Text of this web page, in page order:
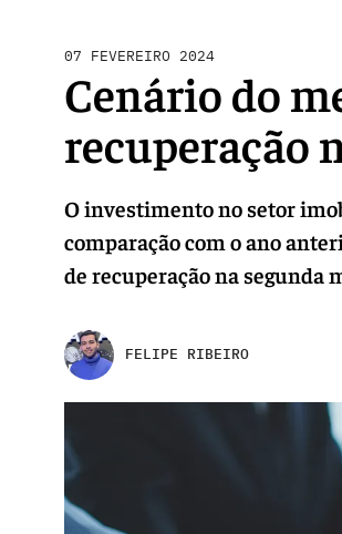
07 FEVEREIRO 2024
Cenário do
recuperação
O investimento no setor
comparação com o ano
de recuperação na segunda
FELIPE RIBEIRO